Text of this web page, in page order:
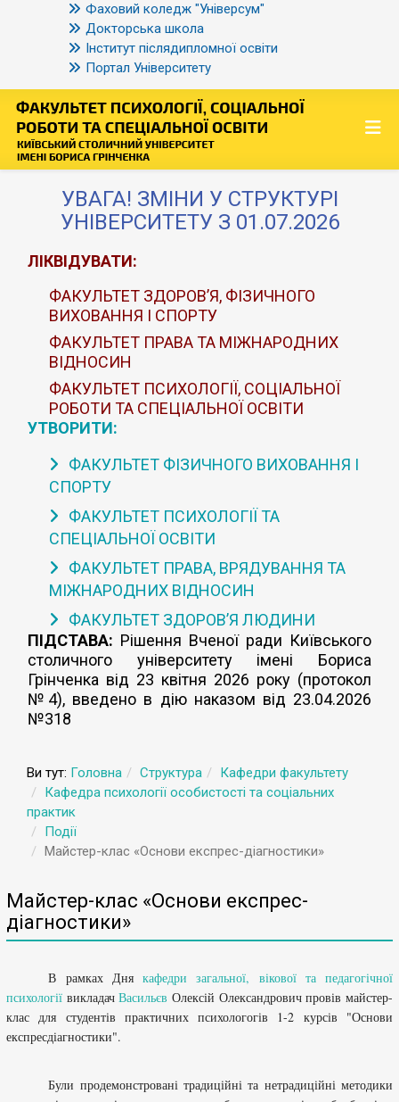
Фаховий коледж "Універсум"
Докторська школа
Інститут післядипломної освіти
Портал Університету
УВАГА! ЗМІНИ У СТРУКТУРІ
УНІВЕРСИТЕТУ З 01.07.2026
ЛІКВІДУВАТИ:
ФАКУЛЬТЕТ ЗДОРОВ’Я, ФІЗИЧНОГО
ВИХОВАННЯ І СПОРТУ
ФАКУЛЬТЕТ ПРАВА ТА МІЖНАРОДНИХ
ВІДНОСИН
ФАКУЛЬТЕТ ПСИХОЛОГІЇ, СОЦІАЛЬНОЇ
РОБОТИ ТА СПЕЦІАЛЬНОЇ ОСВІТИ
УТВОРИТИ:
ФАКУЛЬТЕТ ФІЗИЧНОГО ВИХОВАННЯ І
СПОРТУ
ФАКУЛЬТЕТ ПСИХОЛОГІЇ ТА
СПЕЦІАЛЬНОЇ ОСВІТИ
ФАКУЛЬТЕТ ПРАВА, ВРЯДУВАННЯ ТА
МІЖНАРОДНИХ ВІДНОСИН
ФАКУЛЬТЕТ ЗДОРОВ’Я ЛЮДИНИ
ПІДСТАВА: Рішення Вченої ради Київського
столичного університету імені Бориса
Грінченка від 23 квітня 2026 року (протокол
№4), введено в дію наказом від 23.04.2026
№318
Ви тут: Головна Структура
Кафедри факультету
Кафедра психології особистості та соціальних
практик
Події
Майстер-клас «Основи експрес-діагностики»
Майстер-клас «Основи експрес-
діагностики»
В рамках Днякафедри загальної, вікової та педагогічної
психології викладачВасильєвОлексій Олександровичпровів майстер-
клас для студентів практичних психологогів 1-2 курсів "Основи
експресдіагностики".
Були продемонстровані традиційні та нетрадиційні методики